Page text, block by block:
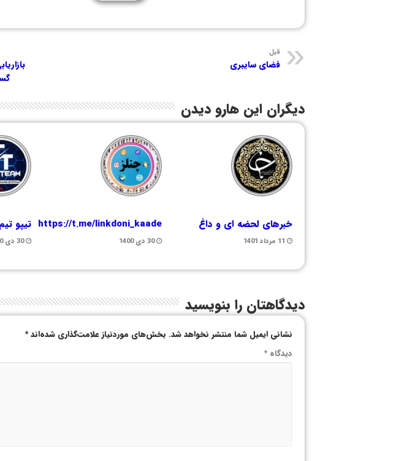
قبل
فضای سایبری
دیگران این هارو دیدن
خبرهای لحضه ای و داغ
11 مرداد 1401
https://t.me/linkdoni_kaade
30 دی 1400
تیپو تیم
30 دی 1400
دیدگاهتان را بنویسید
نشانی ایمیل شما منتشر نخواهد شد. بخش‌های موردنیاز علامت‌گذاری شده‌اند*
دیدگاه*